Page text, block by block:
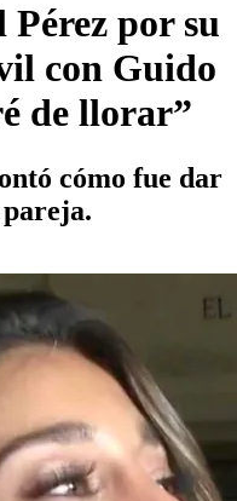
Pérez por su
con Guido
de llorar”
cómo fue dar